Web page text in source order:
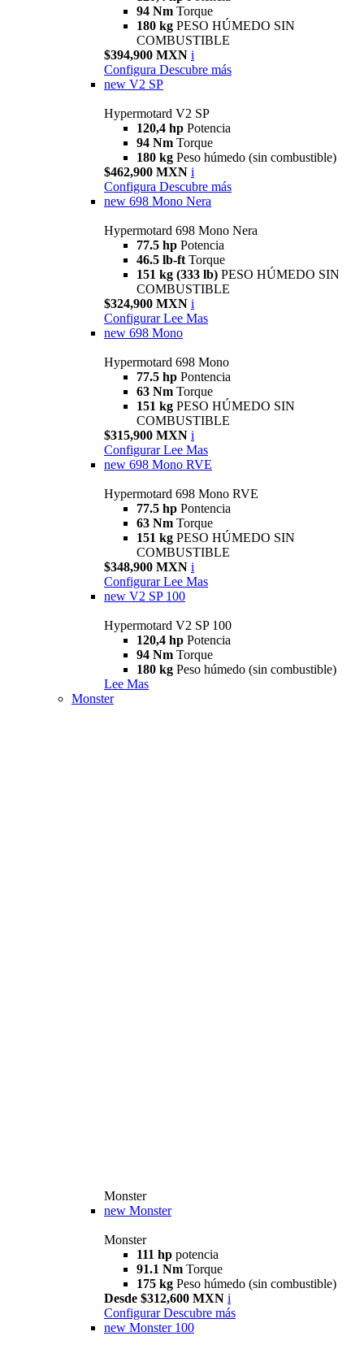
94 Nm Torque
180 kg PESO HÚMEDO SIN
COMBUSTIBLE
$394,900 MXN i
Configura Descubre más
new V2 SP
Hypermotard V2 SP
120,4 hp Potencia
94 Nm Torque
180 kg Peso húmedo (sin combustible)
$462,900 MXN i
Configura Descubre más
new 698 Mono Nera
Hypermotard 698 Mono Nera
77.5 hp Potencia
46.5 lb-ft Torque
151 kg (333 lb) PESO HÚMEDO SIN
COMBUSTIBLE
$324,900 MXN i
Configurar Lee Mas
new 698 Mono
Hypermotard 698 Mono
77.5 hp Pontencia
63 Nm Torque
151 kg PESO HÚMEDO SIN
COMBUSTIBLE
$315,900 MXN i
Configurar Lee Mas
new 698 Mono RVE
Hypermotard 698 Mono RVE
77.5 hp Pontencia
63 Nm Torque
151 kg PESO HÚMEDO SIN
COMBUSTIBLE
$348,900 MXN i
Configurar Lee Mas
new V2 SP 100
Hypermotard V2 SP 100
120,4 hp Potencia
94 Nm Torque
180 kg Peso húmedo (sin combustible)
Lee Mas
Monster
Monster
new Monster
Monster
111 hp potencia
91.1 Nm Torque
175 kg Peso húmedo (sin combustible)
Desde $312,600 MXN i
Configurar Descubre más
new Monster 100